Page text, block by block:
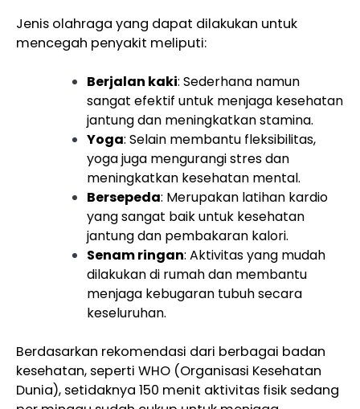
Jenis olahraga yang dapat dilakukan untuk
mencegah penyakit meliputi:
Berjalan kaki: Sederhana namun
sangat efektif untuk menjaga kesehatan
jantung dan meningkatkan stamina.
Yoga: Selain membantu fleksibilitas,
yoga juga mengurangi stres dan
meningkatkan kesehatan mental.
Bersepeda: Merupakan latihan kardio
yang sangat baik untuk kesehatan
jantung dan pembakaran kalori.
Senam ringan: Aktivitas yang mudah
dilakukan di rumah dan membantu
menjaga kebugaran tubuh secara
keseluruhan.
Berdasarkan rekomendasi dari berbagai badan
kesehatan, seperti WHO (Organisasi Kesehatan
Dunia), setidaknya 150 menit aktivitas fisik sedang